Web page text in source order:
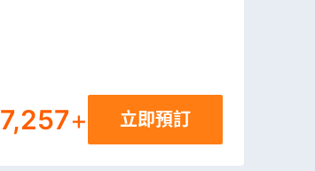
7,257+ 立即預訂